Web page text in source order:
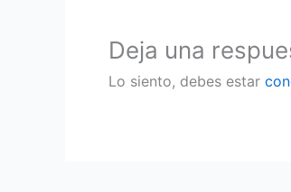
Deja una
Lo siento, debes estar